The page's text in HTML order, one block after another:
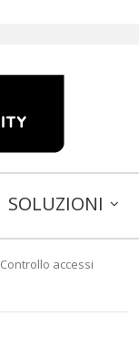
SOLUZIONI
Controllo accessi